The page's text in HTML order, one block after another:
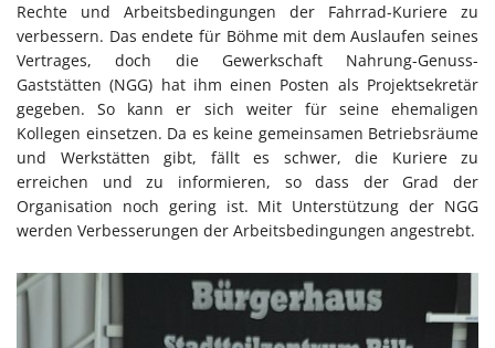
Rechte und Arbeitsbedingungen der Fahrrad-Kuriere zu
verbessern. Das endete für Böhme mit dem Auslaufen seines
Vertrages, doch die Gewerkschaft Nahrung-Genuss-
Gaststätten (NGG) hat ihm einen Posten als Projektsekretär
gegeben. So kann er sich weiter für seine ehemaligen
Kollegen einsetzen. Da es keine gemeinsamen Betriebsräume
und Werkstätten gibt, fällt es schwer, die Kuriere zu
erreichen und zu informieren, so dass der Grad der
Organisation noch gering ist. Mit Unterstützung der NGG
werden Verbesserungen der Arbeitsbedingungen angestrebt.